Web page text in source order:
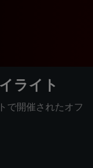
ライト
で開催されたオフ